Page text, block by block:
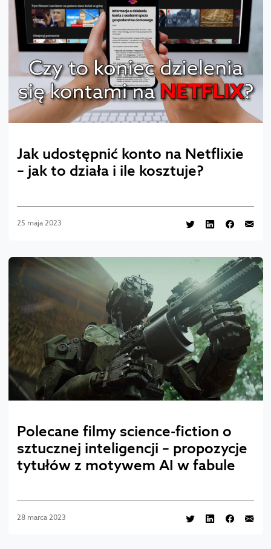
Jak udostępnić konto na Netflixie
– jak to działa i ile kosztuje?
25 maja 2023
Polecane filmy science-fiction o
sztucznej inteligencji – propozycje
tytułów z motywem AI w fabule
28 marca 2023